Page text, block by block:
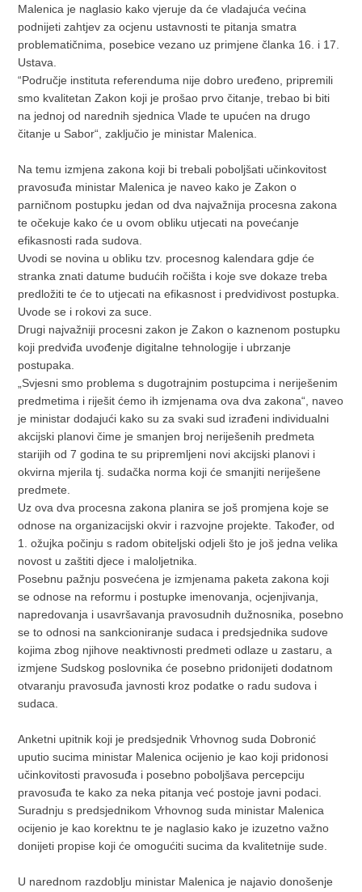
Malenica je naglasio kako vjeruje da će vladajuća većina
podnijeti zahtjev za ocjenu ustavnosti te pitanja smatra
problematičnima, posebice vezano uz primjene članka 16. i 17.
Ustava.
“Područje instituta referenduma nije dobro uređeno, pripremili
smo kvalitetan Zakon koji je prošao prvo čitanje, trebao bi biti
na jednoj od narednih sjednica Vlade te upućen na drugo
čitanje u Sabor“, zaključio je ministar Malenica.
Na temu izmjena zakona koji bi trebali poboljšati učinkovitost
pravosuđa ministar Malenica je naveo kako je Zakon o
parničnom postupku jedan od dva najvažnija procesna zakona
te očekuje kako će u ovom obliku utjecati na povećanje
efikasnosti rada sudova.
Uvodi se novina u obliku tzv. procesnog kalendara gdje će
stranka znati datume budućih ročišta i koje sve dokaze treba
predložiti te će to utjecati na efikasnost i predvidivost postupka.
Uvode se i rokovi za suce.
Drugi najvažniji procesni zakon je Zakon o kaznenom postupku
koji predviđa uvođenje digitalne tehnologije i ubrzanje
postupaka.
„Svjesni smo problema s dugotrajnim postupcima i neriješenim
predmetima i riješit ćemo ih izmjenama ova dva zakona“, naveo
je ministar dodajući kako su za svaki sud izrađeni individualni
akcijski planovi čime je smanjen broj neriješenih predmeta
starijih od 7 godina te su pripremljeni novi akcijski planovi i
okvirna mjerila tj. sudačka norma koji će smanjiti neriješene
predmete.
Uz ova dva procesna zakona planira se još promjena koje se
odnose na organizacijski okvir i razvojne projekte. Također, od
1. ožujka počinju s radom obiteljski odjeli što je još jedna velika
novost u zaštiti djece i maloljetnika.
Posebnu pažnju posvećena je izmjenama paketa zakona koji
se odnose na reformu i postupke imenovanja, ocjenjivanja,
napredovanja i usavršavanja pravosudnih dužnosnika, posebno
se to odnosi na sankcioniranje sudaca i predsjednika sudove
kojima zbog njihove neaktivnosti predmeti odlaze u zastaru, a
izmjene Sudskog poslovnika će posebno pridonijeti dodatnom
otvaranju pravosuđa javnosti kroz podatke o radu sudova i
sudaca.
Anketni upitnik koji je predsjednik Vrhovnog suda Dobronić
uputio sucima ministar Malenica ocijenio je kao koji pridonosi
učinkovitosti pravosuđa i posebno poboljšava percepciju
pravosuđa te kako za neka pitanja već postoje javni podaci.
Suradnju s predsjednikom Vrhovnog suda ministar Malenica
ocijenio je kao korektnu te je naglasio kako je izuzetno važno
donijeti propise koji će omogućiti sucima da kvalitetnije sude.
U narednom razdoblju ministar Malenica je najavio donošenje